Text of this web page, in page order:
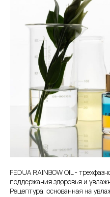
FEDUA RAINBOW OIL -
поддержания здоровья и
Рецептура, основанная на